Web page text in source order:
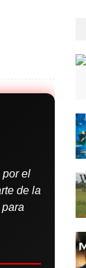
por el
de la